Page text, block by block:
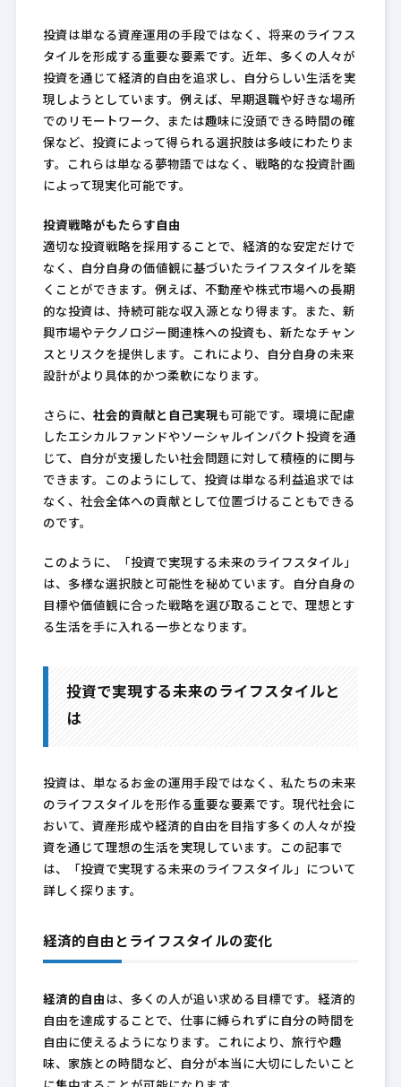
投資は単なる資産運用の手段ではなく、将来のライフス
タイルを形成する重要な要素です。近年、多くの人々が
投資を通じて経済的自由を追求し、自分らしい生活を実
現しようとしています。例えば、早期退職や好きな場所
でのリモートワーク、または趣味に没頭できる時間の確
保など、投資によって得られる選択肢は多岐にわたりま
す。これらは単なる夢物語ではなく、戦略的な投資計画
によって現実化可能です。
投資戦略がもたらす自由
適切な投資戦略を採用することで、経済的な安定だけで
なく、自分自身の価値観に基づいたライフスタイルを築
くことができます。例えば、不動産や株式市場への長期
的な投資は、持続可能な収入源となり得ます。また、新
興市場やテクノロジー関連株への投資も、新たなチャン
スとリスクを提供します。これにより、自分自身の未来
設計がより具体的かつ柔軟になります。
さらに、 社会的貢献と自己実現も可能です。環境に配慮
したエシカルファンドやソーシャルインパクト投資を通
じて、自分が支援したい社会問題に対して積極的に関与
できます。このようにして、投資は単なる利益追求では
なく、社会全体への貢献として位置づけることもできる
のです。
このように、「投資で実現する未来のライフスタイル」
は、多様な選択肢と可能性を秘めています。自分自身の
目標や価値観に合った戦略を選び取ることで、理想とす
る生活を手に入れる一歩となります。
投資で実現する未来のライフスタイルと
は
投資は、単なるお金の運用手段ではなく、私たちの未来
のライフスタイルを形作る重要な要素です。現代社会に
おいて、資産形成や経済的自由を目指す多くの人々が投
資を通じて理想の生活を実現しています。この記事で
は、「投資で実現する未来のライフスタイル」について
詳しく探ります。
経済的自由とライフスタイルの変化
経済的自由 は、多くの人が追い求める目標です。経済的
自由を達成することで、仕事に縛られずに自分の時間を
自由に使えるようになります。これにより、旅行や趣
味、家族との時間など、自分が本当に大切にしたいこと